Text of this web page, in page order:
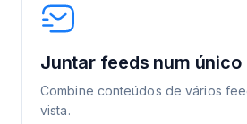
Juntar feeds num único
Combine conteúdos de vários
vista.